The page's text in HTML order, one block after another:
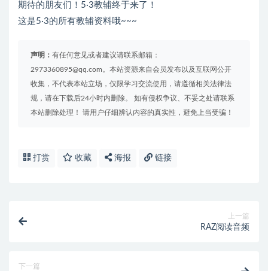
期待的朋友们！5·3教辅终于来了！
这是5·3的所有教辅资料哦~~~
声明： 有任何意见或者建议请联系邮箱：
2973360895@qq.com。本站资源来自会员发布以及互联网公开
收集，不代表本站立场，仅限学习交流使用，请遵循相关法律法
规，请在下载后24小时内删除。 如有侵权争议、不妥之处请联系
本站删除处理！ 请用户仔细辨认内容的真实性，避免上当受骗！
打赏 收藏 海报 链接
上一篇
RAZ阅读音频
下一篇